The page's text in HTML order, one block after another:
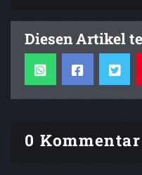
Diesen Artikel
0